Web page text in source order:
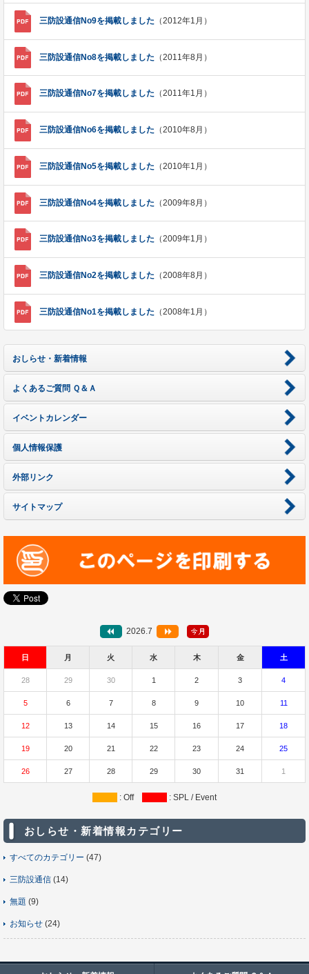
三防設通信No9を掲載しました （2012年1月）
三防設通信No8を掲載しました （2011年8月）
三防設通信No7を掲載しました （2011年1月）
三防設通信No6を掲載しました （2010年8月）
三防設通信No5を掲載しました （2010年1月）
三防設通信No4を掲載しました （2009年8月）
三防設通信No3を掲載しました （2009年1月）
三防設通信No2を掲載しました （2008年8月）
三防設通信No1を掲載しました （2008年1月）
おしらせ・新着情報
よくあるご質問 Ｑ＆Ａ
イベントカレンダー
個人情報保護
外部リンク
サイトマップ
2026.7
日 月 火 水 木 金 土
28 29 30 1 2 3 4
5 6 7 8 9 10 11
12 13 14 15 16 17 18
19 20 21 22 23 24 25
26 27 28 29 30 31 1
: Off : SPL / Event
おしらせ・新着情報カテゴリー
すべてのカテゴリー (47)
三防設通信 (14)
無題 (9)
お知らせ (24)